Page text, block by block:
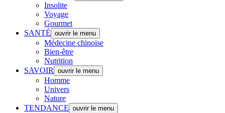
Insolite
Voyage
Gourmet
SANTÉ ouvrir le menu
Médecine chinoise
Bien-être
Nutrition
SAVOIR
ouvrir le menu
Homme
Univers
Nature
TENDANCE ouvrir le menu